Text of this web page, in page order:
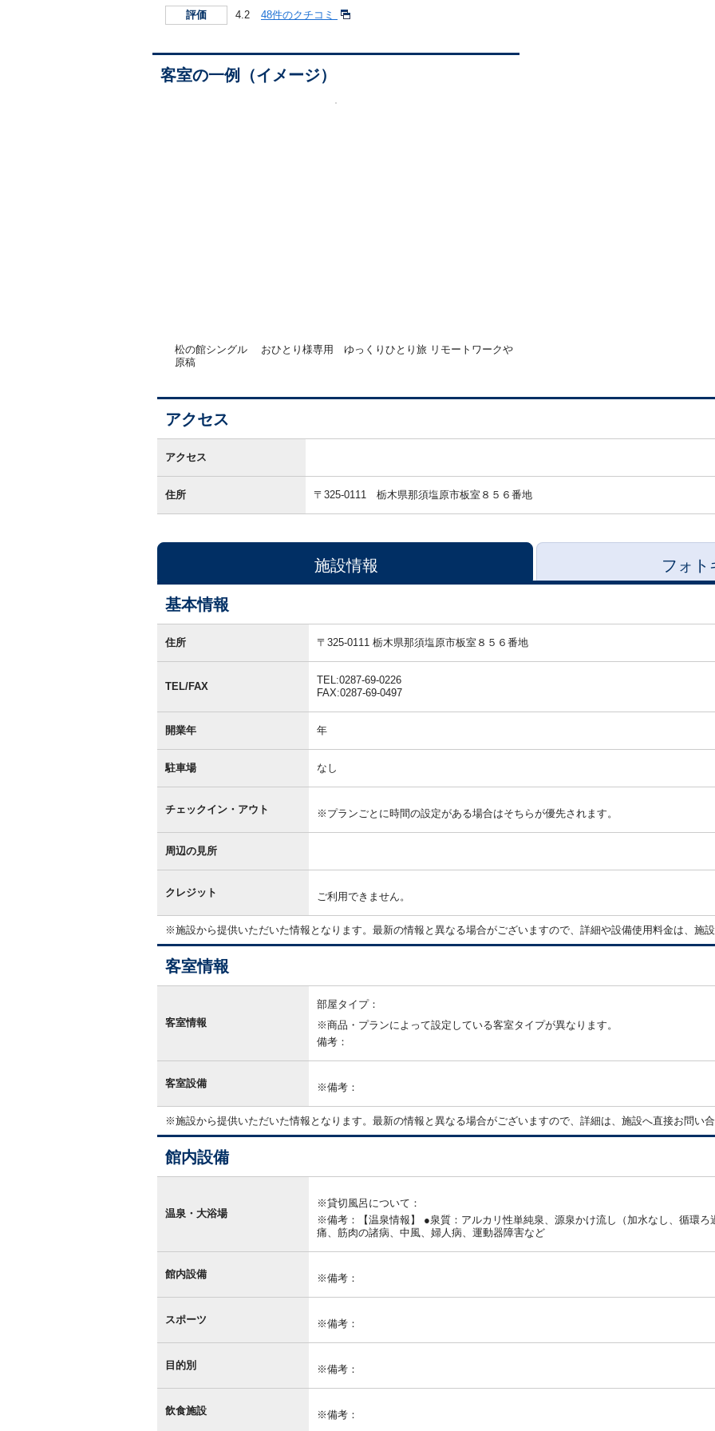
評価
4.2 48件のクチコミ
客室の一例（イメージ）
松の館シングル おひとり様専用 ゆっくりひとり旅 リモートワークや
原稿
アクセス
クアクセス
住所 〒325-0111 栃木県那須塩原市板室８５６番地
施設情報 フォト
基本情報
本住所 〒325-0111 栃木県那須塩原市板室８５６番地
TEL/FAX
TEL:0287-69-0226
FAX:0287-69-0497
開業年 年
駐車場 なし
チェックイン・アウト ※プランごとに時間の設定がある場合はそちらが優先されます。
周辺の見所
クレジット ご利用できません。
※施設から提供いただいた情報となります。最新の情報と異なる場合がございますので、詳細や設備使用料金は、施設
客室情報
情
客室情報
部屋タイプ：
※商品・プランによって設定している客室タイプが異なります。
備考：
客室設備 ※備考：
※施設から提供いただいた情報となります。最新の情報と異なる場合がございますので、詳細は、施設へ直接お問い合
館内設備
設
備
温泉・大浴場
※貸切風呂について：
※備考：【温泉情報】 ●泉質：アルカリ性単純泉、源泉かけ流し（加水なし、循環
痛、筋肉の諸病、中風、婦人病、運動器障害など
館内設備 ※備考：
スポーツ ※備考：
目的別 ※備考：
飲食施設 ※備考：